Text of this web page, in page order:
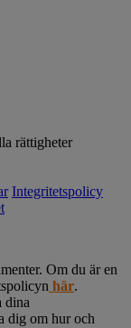
rättigheter
Integritetspolicy
Om du är en
här.
dina
dig om hur och